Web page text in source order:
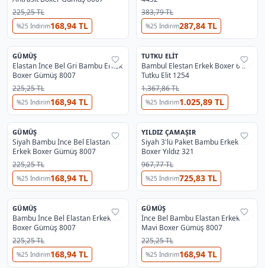
225,25 TL
%25 İndirim168,94 TL
383,79 TL
%25 İndirim287,84 TL
%41
GÜMÜŞ
Elastan İnce Bel Gri Bambu Erkek
Boxer Gümüş 8007
225,25 TL
%25 İndirim168,94 TL
%38
TUTKU ELIT
Bambul Elestan Erkek Boxer 6'lı
Tutku Elit 1254
1.367,86 TL
%25 İndirim1.025,89 TL
%41
GÜMÜŞ
Siyah Bambu İnce Bel Elastan
Erkek Boxer Gümüş 8007
225,25 TL
%25 İndirim168,94 TL
%40
YILDIZ ÇAMAŞIR
Siyah 3'lü Paket Bambu Erkek
Boxer Yıldız 321
967,77 TL
%25 İndirim725,83 TL
%41
GÜMÜŞ
Bambu İnce Bel Elastan Erkek
Boxer Gümüş 8007
225,25 TL
%25 İndirim168,94 TL
%41
GÜMÜŞ
İnce Bel Bambu Elastan Erkek
Mavi Boxer Gümüş 8007
225,25 TL
%25 İndirim168,94 TL